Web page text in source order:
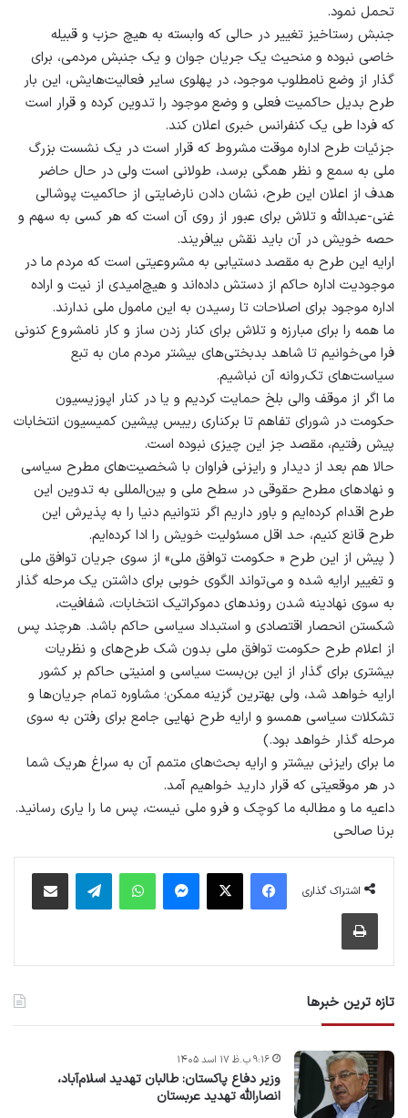
تحمل نمود.
جنبش رستاخیز تغییر در حالی که وابسته به هیچ حزب و قبیله
خاصی نبوده و منحیث یک جریان جوان و یک جنبش مردمی، برای
گذار از وضع نامطلوب موجود، در پهلوی سایر فعالیت‌هایش، این بار
طرح بدیل حاکمیت فعلی و وضع موجود را تدوین کرده و قرار است
که فردا طی یک کنفرانس خبری اعلان کند.
جزئیات طرح اداره موقت مشروط که قرار است در یک نشست بزرگ
ملی به سمع و نظر همگی برسد، طولانی است ولی در حال حاضر
هدف از اعلان این طرح، نشان دادن نارضایتی از حاکمیت پوشالی
غنی-عبدالله و تلاش برای عبور از روی آن است که هر کسی به سهم و
حصه خویش در آن باید نقش بیافریند.
ارایه این طرح به مقصد دستیابی به مشروعیتی است که مردم ما در
موجودیت اداره حاکم از دستش داده‌اند و هیچ‌امیدی از نیت و اراده
اداره موجود برای اصلاحات تا رسیدن به این مامول ملی ندارند.
ما همه را برای مبارزه و تلاش برای کنار زدن ساز و کار نامشروع کنونی
فرا می‌خوانیم تا شاهد بدبختی‌های بیشتر مردم مان به تبع
سیاست‌های تک‌روانه آن نباشیم.
ما اگر از موقف والی بلخ حمایت کردیم و یا در کنار اپوزیسیون
حکومت در شورای تفاهم تا برکناری رییس پیشین کمیسیون انتخابات
پیش رفتیم، مقصد جز این چیزی نبوده است.
حالا هم بعد از دیدار و رایزنی فراوان با شخصیت‌های مطرح سیاسی
و نهادهای مطرح حقوقی در سطح ملی و بین‌المللی به تدوین این
طرح اقدام کرده‌ایم و باور داریم اگر نتوانیم دنیا را به پذیرش این
طرح قانع کنیم، حد اقل مسئولیت خویش را ادا کرده‌ایم.
( پیش از این طرح « حکومت توافق ملی» از سوی جریان توافق ملی
و تغییر ارایه شده و می‌تواند الگوی خوبی برای داشتن یک مرحله گذار
به سوی نهادینه شدن روندهای دموکراتیک انتخابات، شفافیت،
شکستن انحصار اقتصادی و استبداد سیاسی حاکم باشد. هرچند پس
از اعلام طرح حکومت توافق ملی بدون شک طرح‌های و نظریات
بیشتری برای گذار از این بن‌بست سیاسی و امنیتی حاکم بر کشور
ارایه خواهد شد، ولی بهترین گزینه ممکن؛ مشاوره تمام جریان‌ها و
تشکلات سیاسی همسو و ارایه طرح نهایی جامع برای رفتن به سوی
مرحله گذار خواهد بود.)
ما برای رایزنی بیشتر و ارایه بحث‌های متمم آن به سراغ هریک شما
در هر موقعیتی که قرار دارید خواهیم آمد.
داعیه ما و مطالبه ما کوچک و فرو ملی نیست، پس ما را یاری رسانید.
برنا صالحی
اشتراک گذاری
فیس بوک پیام رسان واتس آپ
تازه ترین خبرها
وزیر دفاع پاکستان: طالبان تهدید اسلام‌آباد،
انصارالله تهدید عربستان
۹:۱۶ ب.ظ ۱۷ اسد ۱۴۰۵